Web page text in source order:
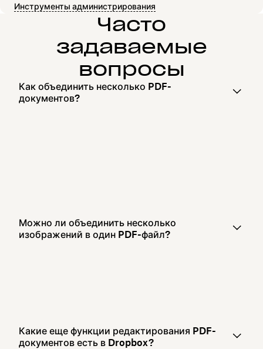
Инструменты администрирования
Часто
задаваемые
вопросы
Как объединить несколько PDF-
документов?
Можно ли объединить несколько
изображений в один PDF-файл?
Какие еще функции редактирования PDF-
документов есть в Dropbox ?